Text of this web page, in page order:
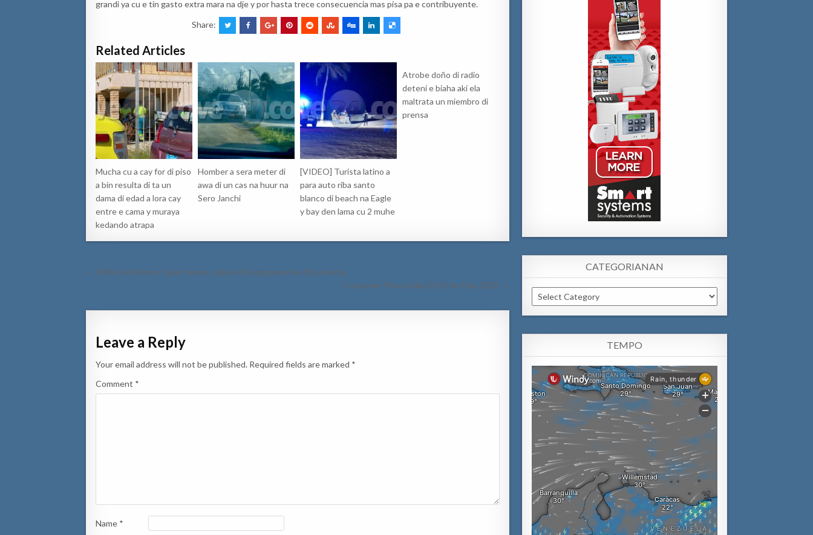
grandi ya cu e tin gasto extra mara na dje y por hasta trece consecuencia mas pisa pa e contribuyente.
Share:
Related Articles
Mucha cu a cay for di piso
a bin resulta di ta un
dama di edad a lora cay
entre e cama y muraya
kedando atrapa
Homber a sera meter di
awa di un cas na huur na
Sero Janchi
[VIDEO] Turista latino a
para auto riba santo
blanco di beach na Eagle
y bay den lama cu 2 muhe
Atrobe doño di radio
deteni e biaha aki ela
maltrata un miembro di
prensa
Post
← IBiSA ta informa: Spaar tempo y placa riba (preparacion di) cuminda
Consumer Price Index (CPI) for May 2022 →
Leave a Reply
Your email address will not be published. Required fields are marked *
Comment *
Name *
CATEGORIANAN
Categorianan
TEMPO